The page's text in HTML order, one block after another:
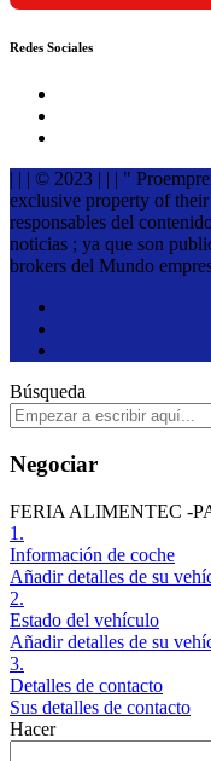
Redes Sociales
| | | © 2023 | | | "
exclusive property of
responsables del
noticias ; ya que son
brokers del Mundo
Búsqueda
Negociar
FERIA ALIMENTEC -
1.
Información de coche
Añadir detalles de su
2.
Estado del vehículo
Añadir detalles de su
3.
Detalles de contacto
Sus detalles de contacto
Hacer